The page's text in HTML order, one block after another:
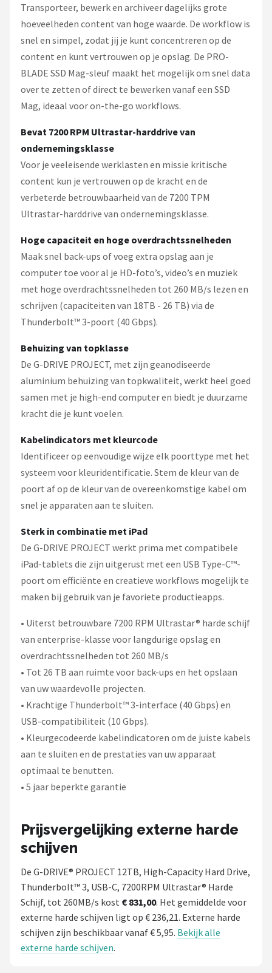
Transporteer, bewerk en archiveer dagelijks grote
hoeveelheden content van hoge waarde. De workflow is
snel en simpel, zodat jij je kunt concentreren op de
content en kunt vertrouwen op je opslag. De PRO-
BLADE SSD Mag-sleuf maakt het mogelijk om snel data
over te zetten of direct te bewerken vanaf een SSD
Mag, ideaal voor on-the-go workflows.
Bevat 7200 RPM Ultrastar-harddrive van
ondernemingsklasse
Voor je veeleisende werklasten en missie kritische
content kun je vertrouwen op de kracht en de
verbeterde betrouwbaarheid van de 7200 TPM
Ultrastar-harddrive van ondernemingsklasse.
Hoge capaciteit en hoge overdrachtssnelheden
Maak snel back-ups of voeg extra opslag aan je
computer toe voor al je HD-foto’s, video’s en muziek
met hoge overdrachtssnelheden tot 260 MB/s lezen en
schrijven (capaciteiten van 18TB - 26 TB) via de
Thunderbolt™ 3-poort (40 Gbps).
Behuizing van topklasse
De G-DRIVE PROJECT, met zijn geanodiseerde
aluminium behuizing van topkwaliteit, werkt heel goed
samen met je high-end computer en biedt je duurzame
kracht die je kunt voelen.
Kabelindicators met kleurcode
Identificeer op eenvoudige wijze elk poorttype met het
systeem voor kleuridentificatie. Stem de kleur van de
poort af op de kleur van de overeenkomstige kabel om
snel je apparaten aan te sluiten.
Sterk in combinatie met iPad
De G-DRIVE PROJECT werkt prima met compatibele
iPad-tablets die zijn uitgerust met een USB Type-C™-
poort om efficiënte en creatieve workflows mogelijk te
maken bij gebruik van je favoriete productieapps.
• Uiterst betrouwbare 7200 RPM Ultrastar® harde schijf
van enterprise-klasse voor langdurige opslag en
overdrachtssnelheden tot 260 MB/s
• Tot 26 TB aan ruimte voor back-ups en het opslaan
van uw waardevolle projecten.
• Krachtige Thunderbolt™ 3-interface (40 Gbps) en
USB-compatibiliteit (10 Gbps).
• Kleurgecodeerde kabelindicatoren om de juiste kabels
aan te sluiten en de prestaties van uw apparaat
optimaal te benutten.
• 5 jaar beperkte garantie
Prijsvergelijking externe harde
schijven
De G-DRIVE® PROJECT 12TB, High-Capacity Hard Drive,
Thunderbolt™ 3, USB-C, 7200RPM Ultrastar® Harde
Schijf, tot 260MB/s kost € 831,00. Het gemiddelde voor
externe harde schijven ligt op € 236,21. Externe harde
schijven zijn beschikbaar vanaf € 5,95. Bekijk alle
externe harde schijven.